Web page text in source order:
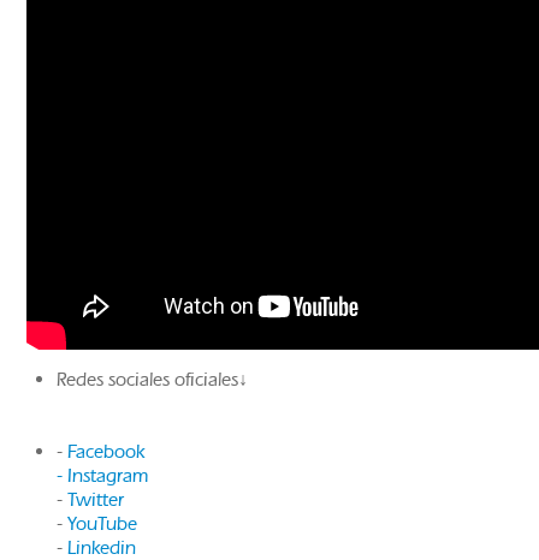
Redes sociales oficiales↓
-Facebook
- Instagram
-Twitter
-YouTube
-Linkedin